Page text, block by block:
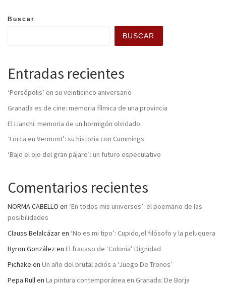
Buscar
BUSCAR
Entradas recientes
‘Persépolis’ en su veinticinco aniversario
Granada es de cine: memoria fílmica de una provincia
El Lianchi: memoria de un hormigón olvidado
‘Lorca en Vermont’: su historia con Cummings
‘Bajo el ojo del gran pájaro’: un futuro especulativo
Comentarios recientes
NORMA CABELLO en ‘En todos mis universos’: el poemario de las
posibilidades
Clauss Belalcázaren ‘No es mi tipo’: Cupido,el filósofo y la peluquera
Byron González en El fracaso de ‘Colonia’ Dignidad
Pichake en Un año del brutal adiós a ‘Juego De Tronos’
Pepa Rullen La pintura contemporánea en Granada: De Borja